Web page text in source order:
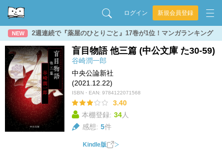
ログイン 新規会員登録
NEW 2週連続で『薬屋のひとりごと』17巻が1位！マンガランキング
盲目物語 他三篇 (中公文庫 た30-59)
谷崎潤一郎
中央公論新社
(2021.12.22)
ISBN・EAN: 9784122071568
3.40
本棚登録: 34人
感想: 5件
Kindle版